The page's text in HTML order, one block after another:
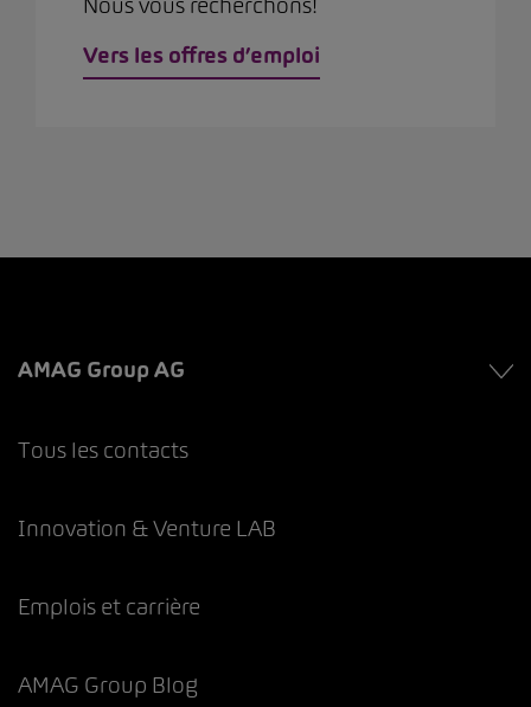
Vers les offres d’emploi
AMAG Group AG
Tous les contacts
Innovation & Venture LAB
Emplois et carrière
AMAG Group Blog